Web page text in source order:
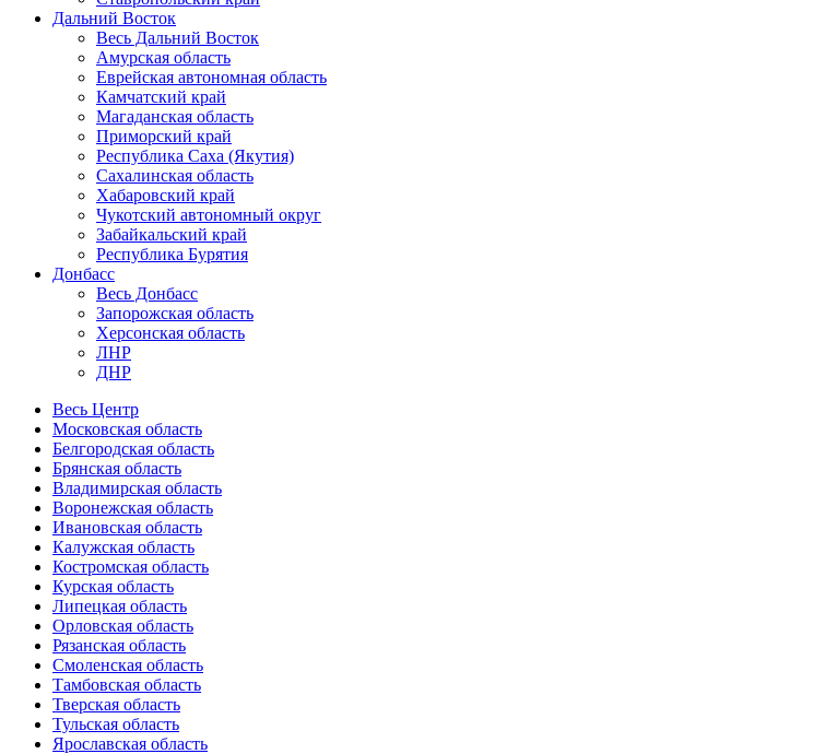
Дальний Восток
Весь Дальний Восток
Амурская область
Еврейская автономная область
Камчатский край
Магаданская область
Приморский край
Республика Саха (Якутия)
Сахалинская область
Хабаровский край
Чукотский автономный округ
Забайкальский край
Республика Бурятия
Донбасс
Весь Донбасс
Запорожская область
Херсонская область
ЛНР
ДНР
Весь Центр
Московская область
Белгородская область
Брянская область
Владимирская область
Воронежская область
Ивановская область
Калужская область
Костромская область
Курская область
Липецкая область
Орловская область
Рязанская область
Смоленская область
Тамбовская область
Тверская область
Тульская область
Ярославская область